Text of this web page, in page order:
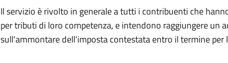
Il servizio è rivolto in generale a tutti i contribuenti che
per tributi di loro competenza, e intendono raggiungere un
sull'ammontare dell'imposta contestata entro il termine per